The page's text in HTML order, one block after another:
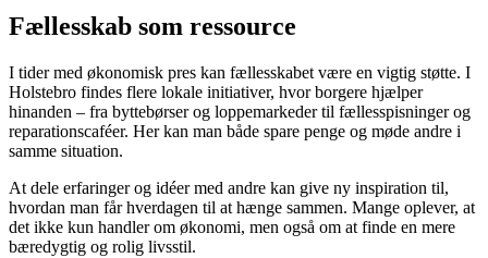
Fællesskab som ressource
I tider med økonomisk pres kan fællesskabet være en vigtig støtte. I
Holstebro findes flere lokale initiativer, hvor borgere hjælper
hinanden – fra byttebørser og loppemarkeder til fællesspisninger og
reparationscaféer. Her kan man både spare penge og møde andre i
samme situation.
At dele erfaringer og idéer med andre kan give ny inspiration til,
hvordan man får hverdagen til at hænge sammen. Mange oplever, at
det ikke kun handler om økonomi, men også om at finde en mere
bæredygtig og rolig livsstil.